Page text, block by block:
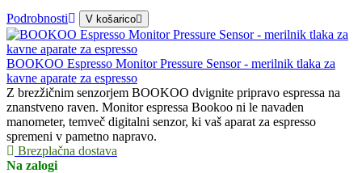
Podrobnosti V košarico
BOOKOO Espresso Monitor Pressure Sensor - merilnik tlaka za
kavne aparate za espresso
Z brezžičnim senzorjem BOOKOO dvignite pripravo espressa na
znanstveno raven. Monitor espressa Bookoo ni le navaden
manometer, temveč digitalni senzor, ki vaš aparat za espresso
spremeni v pametno napravo.
Brezplačna dostava
Na zalogi